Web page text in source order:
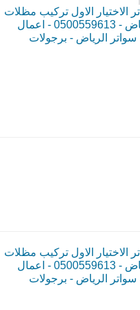
الاول تركيب مظلات
مواقف سيارات بالرياض - 0500559613 - اعمال
الرياض - برجولات
الاول تركيب مظلات
مواقف سيارات بالرياض - 0500559613 - اعمال
الرياض - برجولات